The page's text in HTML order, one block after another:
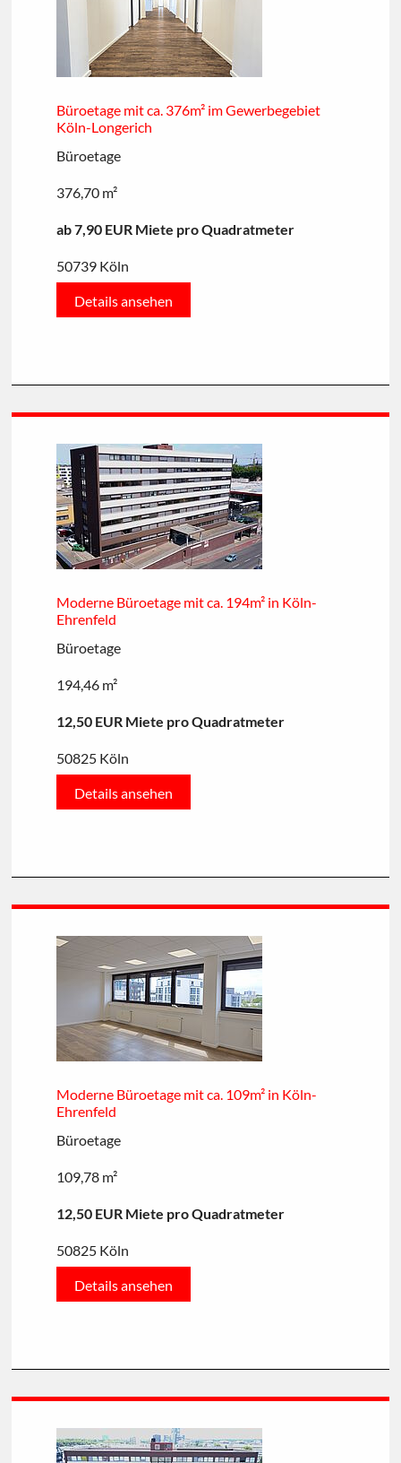
Büroetage mit ca. 376m² im Gewerbegebiet
Köln-Longerich
Büroetage
376,70 m²
ab 7,90 EUR Miete pro Quadratmeter
50739 Köln
Details ansehen
Moderne Büroetage mit ca. 194m² in Köln-
Ehrenfeld
Büroetage
194,46 m²
12,50 EUR Miete pro Quadratmeter
50825 Köln
Details ansehen
Moderne Büroetage mit ca. 109m² in Köln-
Ehrenfeld
Büroetage
109,78 m²
12,50 EUR Miete pro Quadratmeter
50825 Köln
Details ansehen